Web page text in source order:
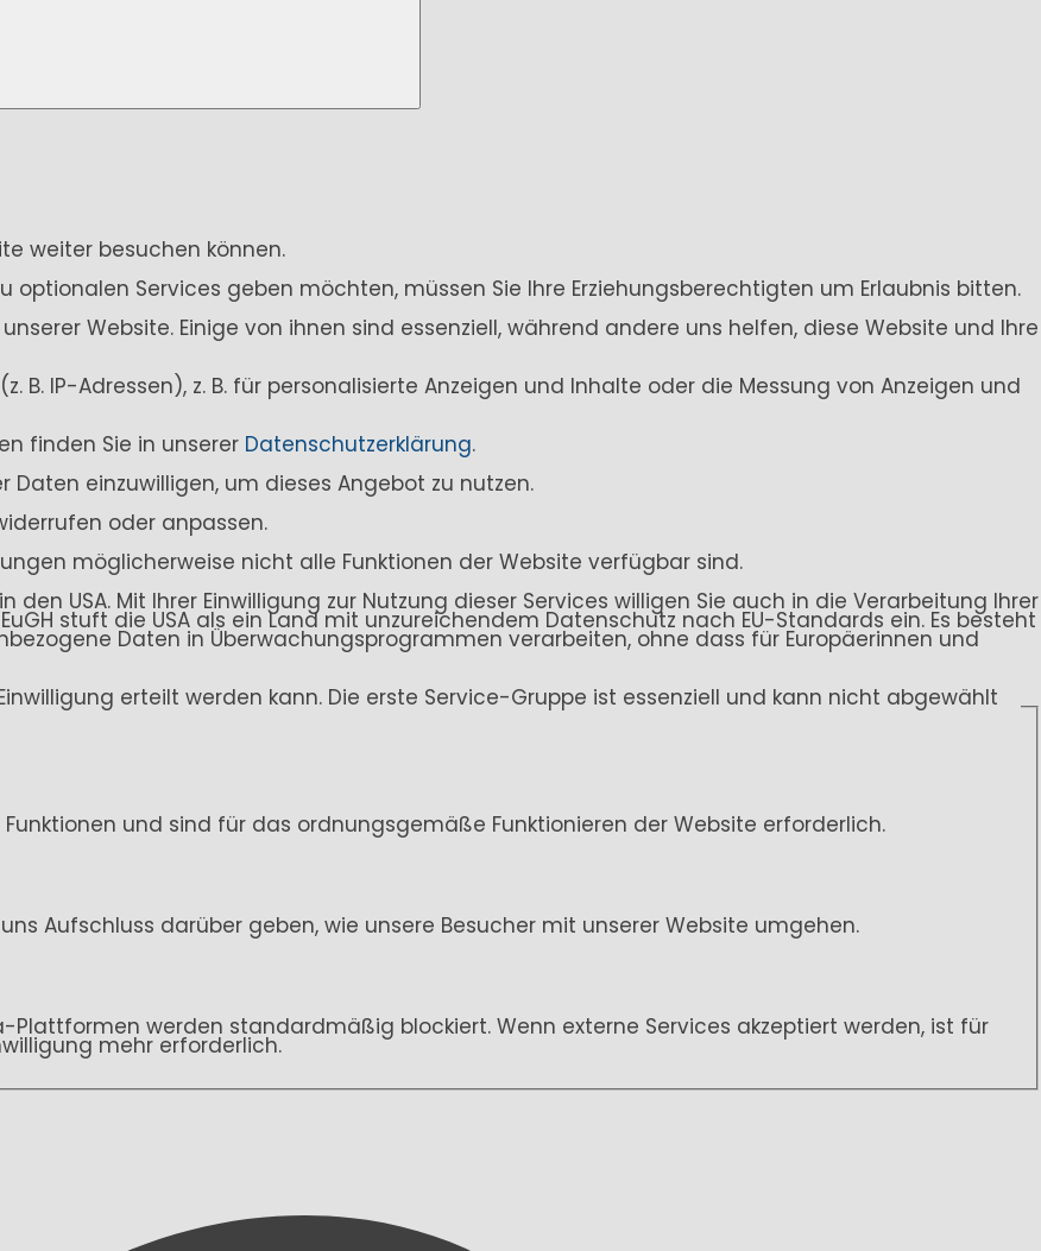
weiter besuchen können.
optionalen Services geben möchten, müssen Sie Ihre Erziehungsberechtigten um Erlaubnis bitten.
Website. Einige von ihnen sind essenziell, während andere uns helfen, diese Website und Ihre
B. IP-Adressen), z. B. für personalisierte Anzeigen und Inhalte oder die Messung von Anzeigen und
finden Sie in unserer Datenschutzerklärung.
einzuwilligen, um dieses Angebot zu nutzen.
oder anpassen.
möglicherweise nicht alle Funktionen der Website verfügbar sind.
USA. Mit Ihrer Einwilligung zur Nutzung dieser Services willigen Sie auch in die Verarbeitung Ihrer
stuft die USA als ein Land mit unzureichendem Datenschutz nach EU-Standards ein. Es besteht
Daten in Überwachungsprogrammen verarbeiten, ohne dass für Europäerinnen und
erteilt werden kann. Die erste Service-Gruppe ist essenziell und kann nicht abgewählt
und sind für das ordnungsgemäße Funktionieren der Website erforderlich.
Aufschluss darüber geben, wie unsere Besucher mit unserer Website umgehen.
werden standardmäßig blockiert. Wenn externe Services akzeptiert werden, ist für
mehr erforderlich.